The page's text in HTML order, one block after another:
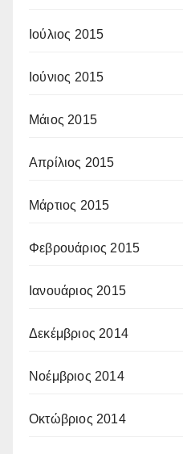
Ιούλιος 2015
Ιούνιος 2015
Μάιος 2015
Απρίλιος 2015
Μάρτιος 2015
Φεβρουάριος 2015
Ιανουάριος 2015
Δεκέμβριος 2014
Νοέμβριος 2014
Οκτώβριος 2014